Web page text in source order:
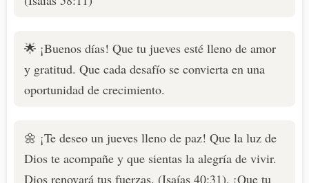
🌟 ¡Buenos días! Que tu jueves esté lleno de amor
y gratitud. Que cada desafío se convierta en una
oportunidad de crecimiento.
🌼 ¡Te deseo un jueves lleno de paz! Que la luz de
Dios te acompañe y que sientas la alegría de vivir.
Dios renovará tus fuerzas. (Isaías 40:31). ¡Que tu